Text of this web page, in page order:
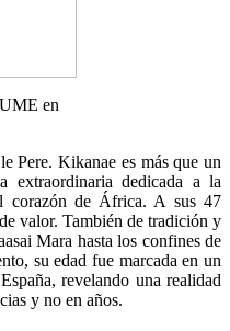
en
Pere. Kikanae es más que un
extraordinaria dedicada a la
corazón de África. A sus 47
valor. También de tradición y
Mara hasta los confines de
su edad fue marcada en un
revelando una realidad
y no en años.